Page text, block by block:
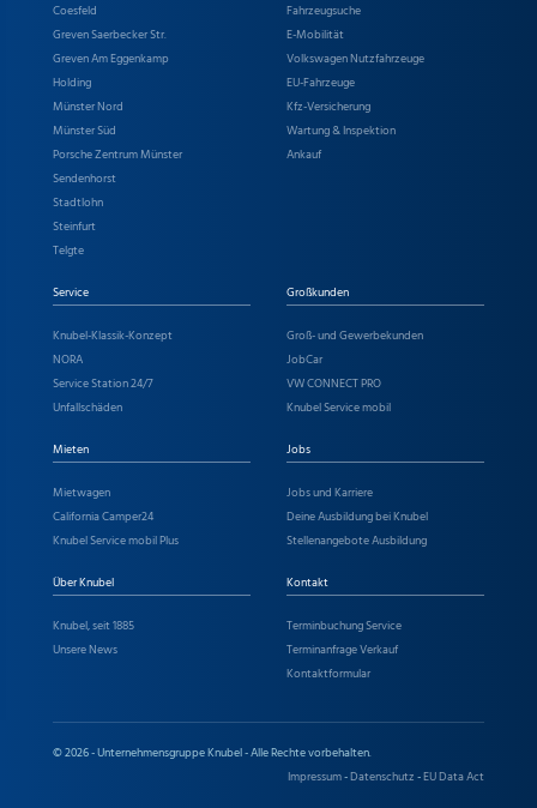
Coesfeld
Greven Saerbecker Str.
Greven Am Eggenkamp
Holding
Münster Nord
Münster Süd
Porsche Zentrum Münster
Sendenhorst
Stadtlohn
Steinfurt
Telgte
Fahrzeugsuche
E-Mobilität
Volkswagen Nutzfahrzeuge
EU-Fahrzeuge
Kfz-Versicherung
Wartung & Inspektion
Ankauf
Service
Knubel-Klassik-Konzept
NORA
Service Station 24/7
Unfallschäden
Großkunden
Groß- und Gewerbekunden
JobCar
VW CONNECT PRO
Knubel Service mobil
Mieten
Mietwagen
California Camper24
Knubel Service mobil Plus
Jobs
Jobs und Karriere
Deine Ausbildung bei Knubel
Stellenangebote Ausbildung
Über Knubel
Knubel, seit 1885
Unsere News
Kontakt
Terminbuchung Service
Terminanfrage Verkauf
Kontaktformular
© 2026 - Unternehmensgruppe Knubel - Alle Rechte vorbehalten.
Impressum-Datenschutz-EU Data Act